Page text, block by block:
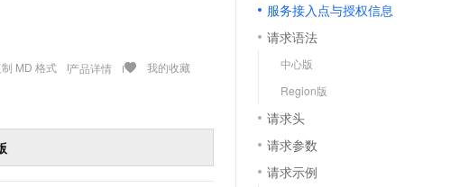
MD 格式 产品详情 我的收藏
服务接入点与授权信息
请求语法
中心版
Region版
请求头
请求参数
请求示例
HappyHorse-1.1-T2V
文字生成流畅细腻的高质量视频
语音识别与合成
Qwen3-TTS-Flash
全托管，含MySQL、PostgreSQL、SQL Server、MariaDB多引擎
原生数据库 PolarDB
数字证书管理服务（原SSL证书）
实现全站HTTPS，呈现可信的WEB访问
大数据开发治理平台 DataWorks
松解锁专属 DeepSeek-V4-Pro
代码高效构建企业门户网站
输入一句话想法, 轻松生成专业的 PPT
一键部署幻兽帕鲁游戏服务器
一键购买专属联机服务器，轻松开启游戏
漫剧工坊：一站式动画创作平台
快速生产连贯的高质量长漫剧
10 分钟搭建微信、支付宝小程序
高效部署网站，快速应用到小程序
2折
图文生成到视频创作，一键激活电商全链路生产力
建站
先锋实践拓展 AI 生产力的边界
飞天发布时刻
所见，即是所愿
从基础到进阶，Agent 创客手把手教你
创新加速
Token 补贴，五大权
益加速 OPC 成功
能环境
上云迁移
代维服务
On Alibaba Cloud ISV 合作
划
伙伴信用分合作计划
合作伙伴培训与认证
查询合作伙伴
登录合作伙伴管理后台
网公告
我要反馈
我要建议
搭 ModelScope